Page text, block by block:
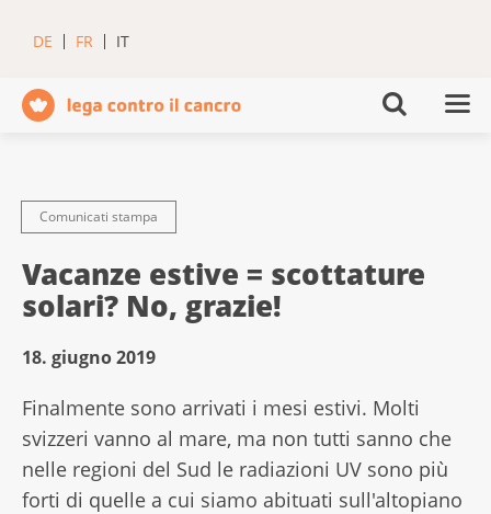
DE FR IT
Comunicati stampa
Vacanze estive = scottature
solari? No, grazie!
18. giugno 2019
Finalmente sono arrivati i mesi estivi. Molti
svizzeri vanno al mare, ma non tutti sanno che
nelle regioni del Sud le radiazioni UV sono più
forti di quelle a cui siamo abituati sull'altopiano